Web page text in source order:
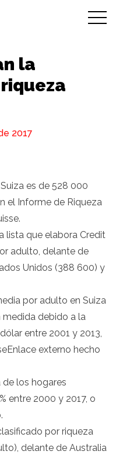
la
2017
es de 528 000
el Informe de Riqueza
lista que elabora Credit
adulto, delante de
Unidos (388 600) y
por adulto en Suiza
medida debido a la
entre 2001 y 2013,
externo hecho
de los hogares
entre 2000 y 2017, o
por riqueza
delante de Australia